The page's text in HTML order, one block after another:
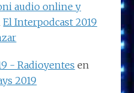
audio online y
El Interpodcast 2019
- Radioyentes en
2019